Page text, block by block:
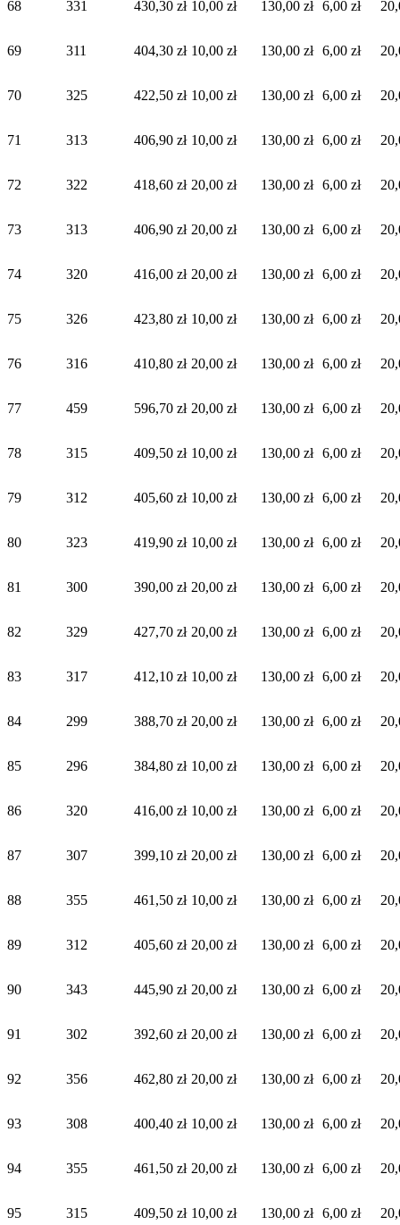
68 331 430,30 zł 10,00 zł 130,00 zł 6,00 zł
69 311 404,30 zł 10,00 zł 130,00 zł 6,00 zł
70 325 422,50 zł 10,00 zł 130,00 zł 6,00 zł
71 313 406,90 zł 10,00 zł 130,00 zł 6,00 zł
72 322 418,60 zł 20,00 zł 130,00 zł 6,00 zł
73 313 406,90 zł 20,00 zł 130,00 zł 6,00 zł
74 320 416,00 zł 20,00 zł 130,00 zł 6,00 zł
75 326 423,80 zł 10,00 zł 130,00 zł 6,00 zł
76 316 410,80 zł 20,00 zł 130,00 zł 6,00 zł
77 459 596,70 zł 20,00 zł 130,00 zł 6,00 zł
78 315 409,50 zł 10,00 zł 130,00 zł 6,00 zł
79 312 405,60 zł 10,00 zł 130,00 zł 6,00 zł
80 323 419,90 zł 10,00 zł 130,00 zł 6,00 zł
81 300 390,00 zł 20,00 zł 130,00 zł 6,00 zł
82 329 427,70 zł 20,00 zł 130,00 zł 6,00 zł
83 317 412,10 zł 10,00 zł 130,00 zł 6,00 zł
84 299 388,70 zł 20,00 zł 130,00 zł 6,00 zł
85 296 384,80 zł 10,00 zł 130,00 zł 6,00 zł
86 320 416,00 zł 10,00 zł 130,00 zł 6,00 zł
87 307 399,10 zł 20,00 zł 130,00 zł 6,00 zł
88 355 461,50 zł 10,00 zł 130,00 zł 6,00 zł
89 312 405,60 zł 20,00 zł 130,00 zł 6,00 zł
90 343 445,90 zł 20,00 zł 130,00 zł 6,00 zł
91 302 392,60 zł 20,00 zł 130,00 zł 6,00 zł
92 356 462,80 zł 20,00 zł 130,00 zł 6,00 zł
93 308 400,40 zł 10,00 zł 130,00 zł 6,00 zł
94 355 461,50 zł 20,00 zł 130,00 zł 6,00 zł
95 315 409,50 zł 10,00 zł 130,00 zł 6,00 zł